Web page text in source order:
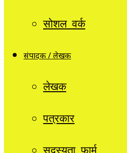
सोशल वर्क
संपादक / लेखक
लेखक
पत्रकार